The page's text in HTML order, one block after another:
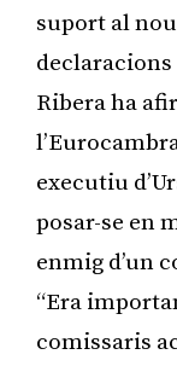
suport al
declaracions
Ribera ha
executiu
posar-se en
enmig d’un
“Era
comissaris